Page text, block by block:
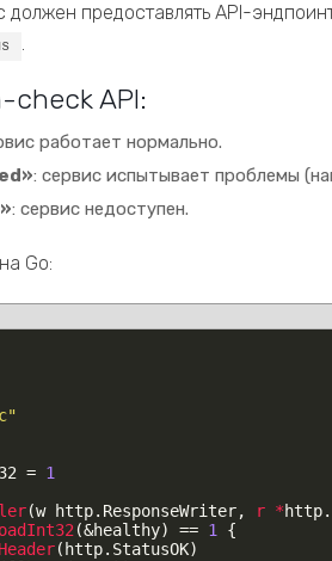
предоставлять API-
.
API:
работает нормально.
: сервис испытывает проблемы
: сервис недоступен.
Go:
= 1
(w http. ResponseWriter, r *http.
(&healthy) == 1
{
( http. StatusOK)